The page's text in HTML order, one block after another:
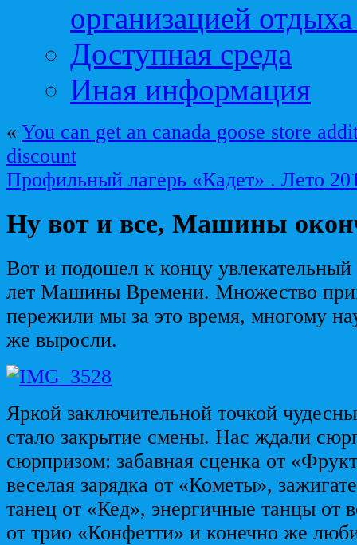
организацией
Доступная среда
Иная информация
« You can get an canada goose store
discount
Профильный лагерь «Кадет» . Лето
Ну вот и все, Машины
Вот и подошел к концу
лет Машины Времени. Множество
пережили мы за это время, многому
же выросли.
Яркой заключительной точкой
стало закрытие смены. Нас ждали
сюрпризом: забавная сценка от
веселая зарядка от «Кометы»,
танец от «Кед», энергичные танцы от
от трио «Конфетти» и конечно же